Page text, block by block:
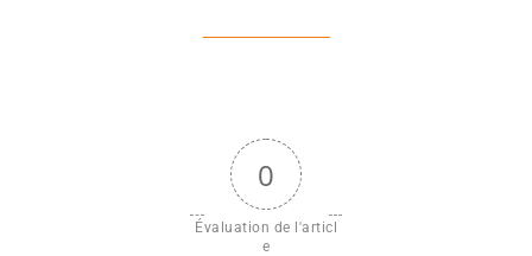
0
Évaluation de l'articl
e